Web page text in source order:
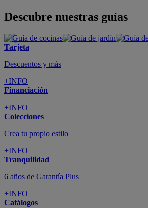
Descubre nuestras guías
Tarjeta
Descuentos y más
+INFO
Financiación
+INFO
Colecciones
Crea tu propio estilo
+INFO
Tranquilidad
6 años de Garantía Plus
+INFO
Catálogos